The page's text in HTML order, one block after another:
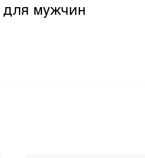
для мужчин